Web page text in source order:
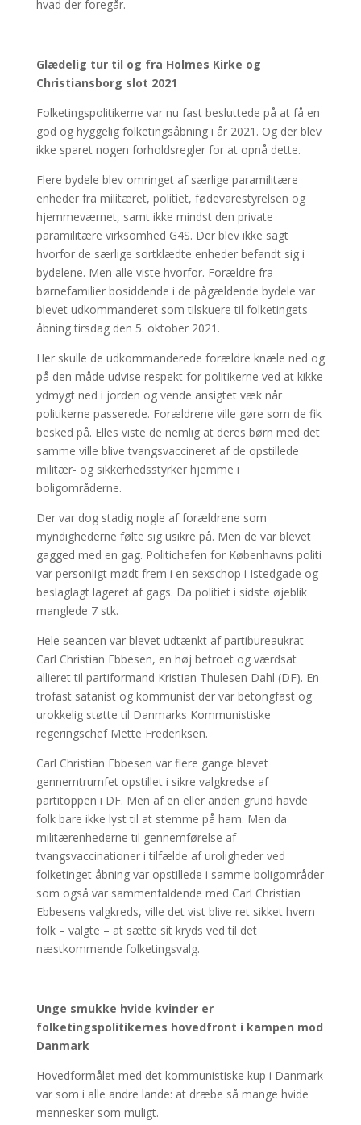
hvad der foregår.
Glædelig tur til og fra Holmes Kirke og
Christiansborg slot 2021
Folketingspolitikerne var nu fast besluttede på at få en
god og hyggelig folketingsåbning i år 2021. Og der blev
ikke sparet nogen forholdsregler for at opnå dette.
Flere bydele blev omringet af særlige paramilitære
enheder fra militæret, politiet, fødevarestyrelsen og
hjemmeværnet, samt ikke mindst den private
paramilitære virksomhed G4S. Der blev ikke sagt
hvorfor de særlige sortklædte enheder befandt sig i
bydelene. Men alle viste hvorfor. Forældre fra
børnefamilier bosiddende i de pågældende bydele var
blevet udkommanderet som tilskuere til folketingets
åbning tirsdag den 5. oktober 2021.
Her skulle de udkommanderede forældre knæle ned og
på den måde udvise respekt for politikerne ved at kikke
ydmygt ned i jorden og vende ansigtet væk når
politikerne passerede. Forældrene ville gøre som de fik
besked på. Elles viste de nemlig at deres børn med det
samme ville blive tvangsvaccineret af de opstillede
militær- og sikkerhedsstyrker hjemme i
boligområderne.
Der var dog stadig nogle af forældrene som
myndighederne følte sig usikre på. Men de var blevet
gagged med en gag. Politichefen for Københavns politi
var personligt mødt frem i en sexschop i Istedgade og
beslaglagt lageret af gags. Da politiet i sidste øjeblik
manglede 7 stk.
Hele seancen var blevet udtænkt af partibureaukrat
Carl Christian Ebbesen, en høj betroet og værdsat
allieret til partiformand Kristian Thulesen Dahl (DF). En
trofast satanist og kommunist der var betongfast og
urokkelig støtte til Danmarks Kommunistiske
regeringschef Mette Frederiksen.
Carl Christian Ebbesen var flere gange blevet
gennemtrumfet opstillet i sikre valgkredse af
partitoppen i DF. Men af en eller anden grund havde
folk bare ikke lyst til at stemme på ham. Men da
militærenhederne til gennemførelse af
tvangsvaccinationer i tilfælde af uroligheder ved
folketinget åbning var opstillede i samme boligområder
som også var sammenfaldende med Carl Christian
Ebbesens valgkreds, ville det vist blive ret sikket hvem
folk – valgte – at sætte sit kryds ved til det
næstkommende folketingsvalg.
Unge smukke hvide kvinder er
folketingspolitikernes hovedfront i kampen mod
Danmark
Hovedformålet med det kommunistiske kup i Danmark
var som i alle andre lande: at dræbe så mange hvide
mennesker som muligt.